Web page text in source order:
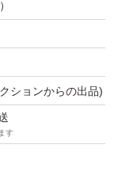
い。 ペイペイ
は終了した
クーポン獲得す
えます）。ヤフ
ます。 オーク
ションからの出品)
す